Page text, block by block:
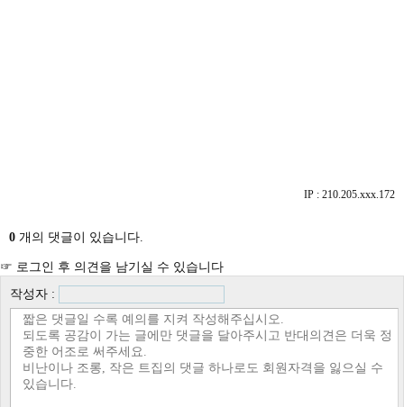
IP : 210.205.xxx.172
0 개의 댓글이 있습니다.
☞ 로그인 후 의견을 남기실 수 있습니다
작성자 :